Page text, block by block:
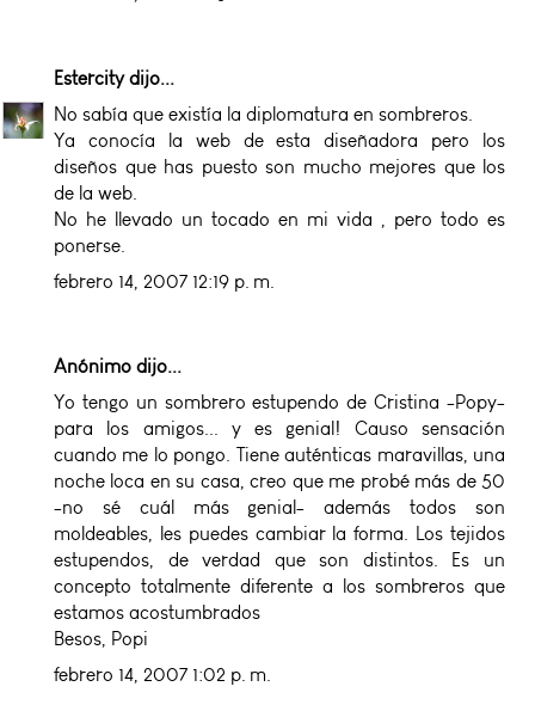
Estercitydijo...
No sabía que existía la diplomatura en sombreros.
Ya conocía la web de esta diseñadora pero los
diseños que has puesto son mucho mejores que los
de la web.
No he llevado un tocado en mi vida , pero todo es
ponerse.
febrero 14, 2007 12:19 p. m.
Anónimo dijo...
Yo tengo un sombrero estupendo de Cristina -Popy-
para los amigos... y es genial! Causo sensación
cuando me lo pongo. Tiene auténticas maravillas, una
noche loca en su casa, creo que me probé más de 50
-no sé cuál más genial- además todos son
moldeables, les puedes cambiar la forma. Los tejidos
estupendos, de verdad que son distintos. Es un
concepto totalmente diferente a los sombreros que
estamos acostumbrados
Besos, Popi
febrero 14, 2007 1:02 p. m.